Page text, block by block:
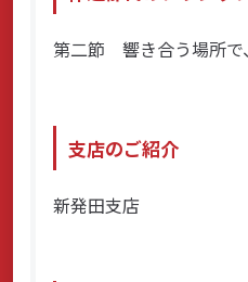
第二節 響き合う場所で
支店のご紹介
新発田支店